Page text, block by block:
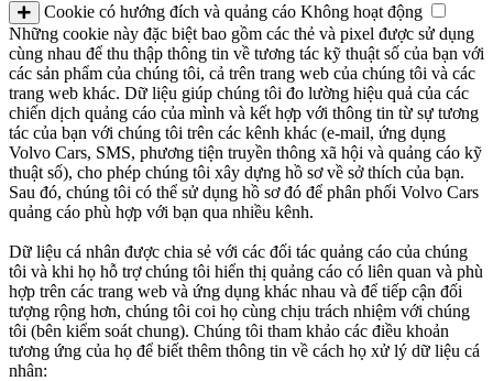
Cookie có hướng đích và quảng cáo Không hoạt động
Những cookie này đặc biệt bao gồm các thẻ và pixel được sử dụng
cùng nhau để thu thập thông tin về tương tác kỹ thuật số của bạn với
các sản phẩm của chúng tôi, cả trên trang web của chúng tôi và các
trang web khác. Dữ liệu giúp chúng tôi đo lường hiệu quả của các
chiến dịch quảng cáo của mình và kết hợp với thông tin từ sự tương
tác của bạn với chúng tôi trên các kênh khác (e-mail, ứng dụng
Volvo Cars, SMS, phương tiện truyền thông xã hội và quảng cáo kỹ
thuật số), cho phép chúng tôi xây dựng hồ sơ về sở thích của bạn.
Sau đó, chúng tôi có thể sử dụng hồ sơ đó để phân phối Volvo Cars
quảng cáo phù hợp với bạn qua nhiều kênh.
Dữ liệu cá nhân được chia sẻ với các đối tác quảng cáo của chúng
tôi và khi họ hỗ trợ chúng tôi hiển thị quảng cáo có liên quan và phù
hợp trên các trang web và ứng dụng khác nhau và để tiếp cận đối
tượng rộng hơn, chúng tôi coi họ cùng chịu trách nhiệm với chúng
tôi (bên kiểm soát chung). Chúng tôi tham khảo các điều khoản
tương ứng của họ để biết thêm thông tin về cách họ xử lý dữ liệu cá
nhân: